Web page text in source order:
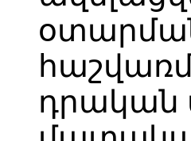
դրական